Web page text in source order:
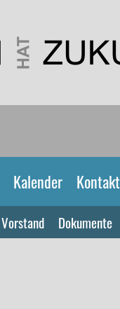
Kalender Kontakt
Vorstand Dokumente